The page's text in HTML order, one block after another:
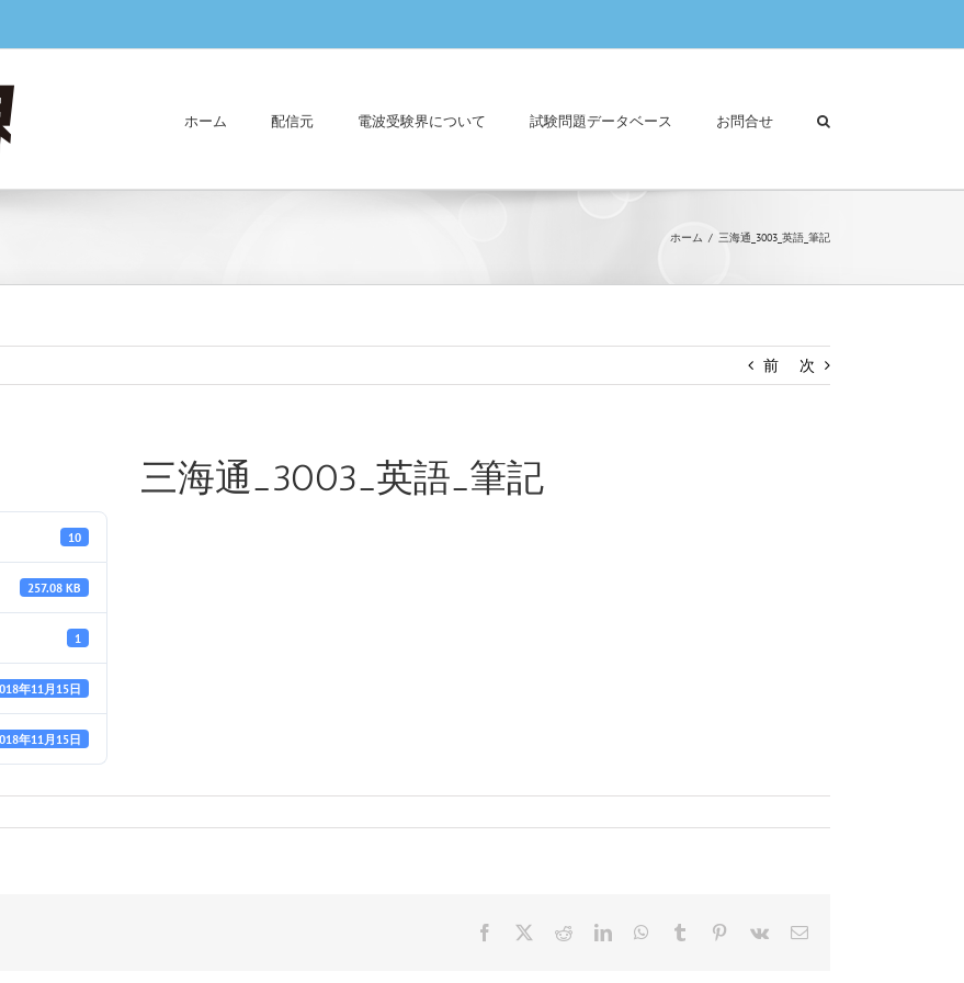
ホーム 配信元 電波受験界について 試験問題データベース お問合せ
ホーム 三海通_3003_英語_筆記
前 次
10
257.08 KB
1
年11月15日
年11月15日
三海通_3003_英語_筆記
Facebook RedditLinkedInWhatsApp
Tumblr Pinterest
Vk
電